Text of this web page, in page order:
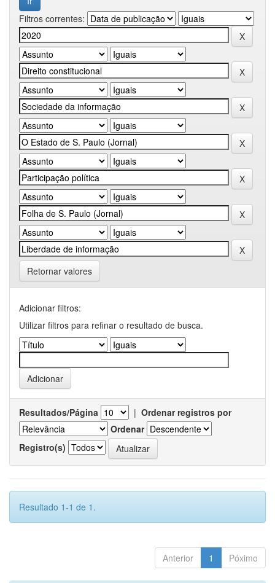
Filtros correntes:
Retornar valores
Adicionar filtros:
Utilizar filtros para refinar o resultado de busca.
Resultados/Página | Ordenar registros por
Ordenar
Registro(s)
Resultado 1-1 de 1.
Anterior 1 Póximo